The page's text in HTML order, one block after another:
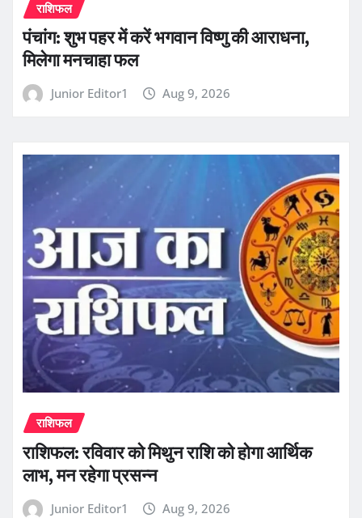
राशिफल
पंचांग: शुभ पहर में करें भगवान विष्णु की आराधना,
मिलेगा मनचाहा फल
Junior Editor1 Aug 9, 2026
राशिफल
राशिफल: रविवार को मिथुन राशि को होगा आर्थिक
लाभ, मन रहेगा प्रसन्न
Junior Editor1 Aug 9, 2026